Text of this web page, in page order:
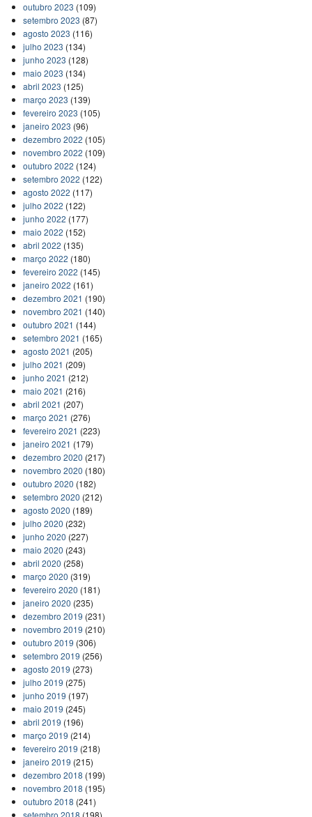
outubro 2023 (109)
setembro 2023 (87)
agosto 2023 (116)
julho 2023 (134)
junho 2023 (128)
maio 2023 (134)
abril 2023 (125)
março 2023 (139)
fevereiro 2023 (105)
janeiro 2023 (96)
dezembro 2022 (105)
novembro 2022 (109)
outubro 2022 (124)
setembro 2022 (122)
agosto 2022 (117)
julho 2022 (122)
junho 2022 (177)
maio 2022 (152)
abril 2022 (135)
março 2022 (180)
fevereiro 2022 (145)
janeiro 2022 (161)
dezembro 2021 (190)
novembro 2021 (140)
outubro 2021 (144)
setembro 2021 (165)
agosto 2021 (205)
julho 2021 (209)
junho 2021 (212)
maio 2021 (216)
abril 2021 (207)
março 2021 (276)
fevereiro 2021 (223)
janeiro 2021 (179)
dezembro 2020 (217)
novembro 2020 (180)
outubro 2020 (182)
setembro 2020 (212)
agosto 2020 (189)
julho 2020 (232)
junho 2020 (227)
maio 2020 (243)
abril 2020 (258)
março 2020 (319)
fevereiro 2020 (181)
janeiro 2020 (235)
dezembro 2019 (231)
novembro 2019 (210)
outubro 2019 (306)
setembro 2019 (256)
agosto 2019 (273)
julho 2019 (275)
junho 2019 (197)
maio 2019 (245)
abril 2019 (196)
março 2019 (214)
fevereiro 2019 (218)
janeiro 2019 (215)
dezembro 2018 (199)
novembro 2018 (195)
outubro 2018 (241)